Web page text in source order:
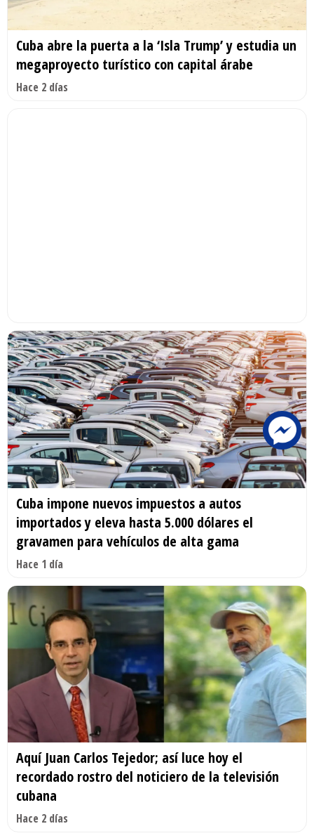
Cuba abre la puerta a la ‘Isla Trump’ y estudia un
megaproyecto turístico con capital árabe
Hace 2 días
Cuba impone nuevos impuestos a autos
importados y eleva hasta 5.000 dólares el
gravamen para vehículos de alta gama
Hace 1 día
Aquí Juan Carlos Tejedor; así luce hoy el
recordado rostro del noticiero de la televisión
cubana
Hace 2 días